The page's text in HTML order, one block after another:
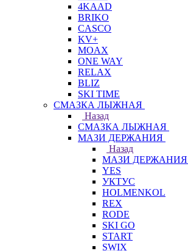
4KAAD
BRIKO
CASCO
KV+
MOAX
ONE WAY
RELAX
BLIZ
SKI TIME
СМАЗКА ЛЫЖНАЯ
Назад
СМАЗКА ЛЫЖНАЯ
МАЗИ ДЕРЖАНИЯ
Назад
МАЗИ ДЕРЖАНИЯ
YES
УКТУС
HOLMENKOL
REX
RODE
SKI GO
START
SWIX